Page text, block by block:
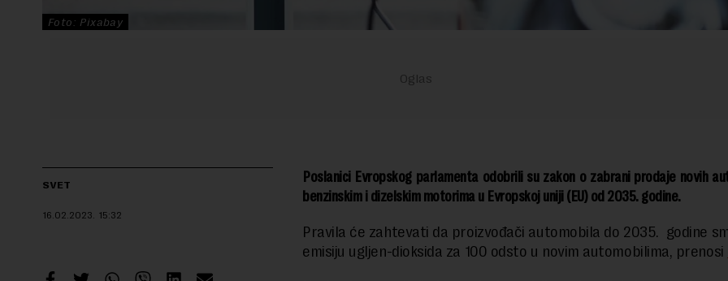
Foto: Pixabay
SVET
16.02.2023. 15:32
Poslanici Evropskog parlamenta odobrili su zakon o zabrani prodaje novih
benzinskim i dizelskim motorima u Evropskoj uniji (EU) od 2035. godine.
Pravila će zahtevati da proizvođači automobila do 2035. godine
emisiju ugljen-dioksida za 100 odsto u novim automobilima, prenosi